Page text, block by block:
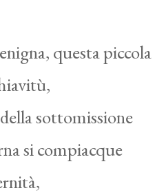
questa piccola
sottomissione
si compiacque